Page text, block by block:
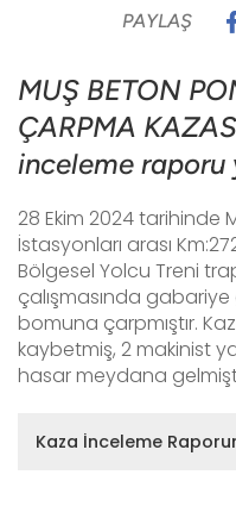
PAYLAŞ
MUŞ BETON
ÇARPMA
inceleme raporu
28 Ekim 2024 tarihinde
İstasyonları arası
Bölgesel Yolcu Treni
çalışmasında
bomuna çarpmıştır.
kaybetmiş, 2 makinist
hasar meydana
Kaza İnceleme